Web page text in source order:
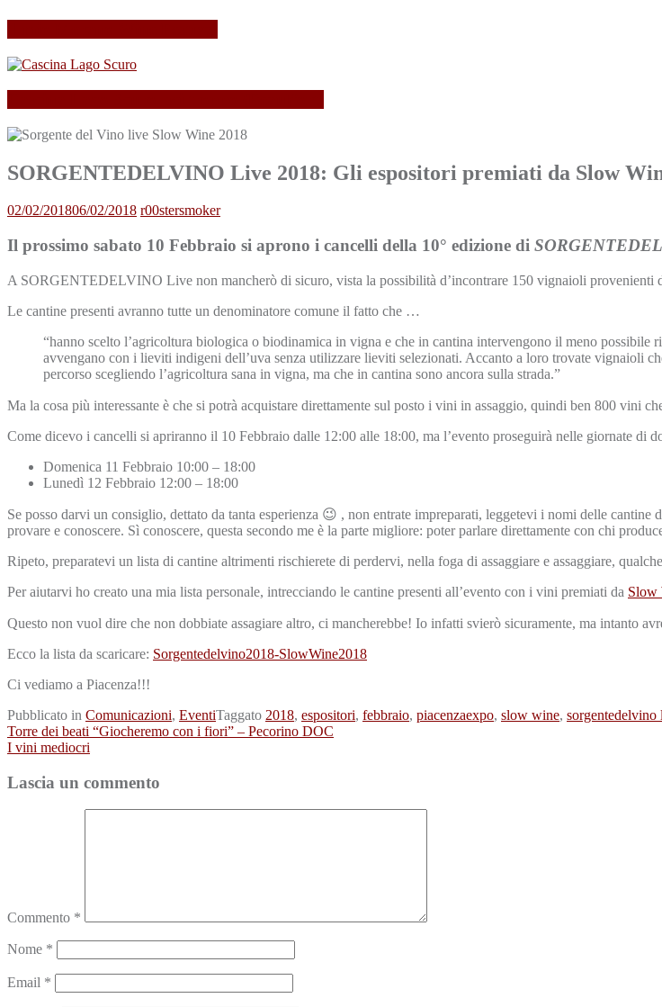
SORGENTEDELVINO Live 2018: Gli espositori premiati da Slow
02/02/201806/02/2018 r00stersmoker
Il prossimo sabato 10 Febbraio si aprono i cancelli della 10° edizione di
A SORGENTEDELVINO Live non mancherò di sicuro, vista la possibilità d’incontrare 150 vignaioli provenienti
Le cantine presenti avranno tutte un denominatore comune il fatto che …
“hanno scelto l’agricoltura biologica o biodinamica in vigna e che in cantina intervengono il meno
avvengano con i lieviti indigeni dell’uva senza utilizzare lieviti selezionati. Accanto a loro trovate vignaioli
percorso scegliendo l’agricoltura sana in vigna, ma che in cantina sono ancora sulla strada.”
Ma la cosa più interessante è che si potrà acquistare direttamente sul posto i vini in assaggio, quindi ben 800 vini
Come dicevo i cancelli si apriranno il 10 Febbraio dalle 12:00 alle 18:00, ma l’evento proseguirà nelle giornate di
Domenica 11 Febbraio 10:00 – 18:00
Lunedì 12 Febbraio 12:00 – 18:00
Se posso darvi un consiglio, dettato da tanta esperienza 😉 , non entrate impreparati, leggetevi i nomi delle cantine
provare e conoscere. Sì conoscere, questa secondo me è la parte migliore: poter parlare direttamente con chi
Ripeto, preparatevi un lista di cantine altrimenti rischierete di perdervi, nella foga di assaggiare e assaggiare,
Per aiutarvi ho creato una mia lista personale, intrecciando le cantine presenti all’evento con i vini premiati da Slow
Questo non vuol dire che non dobbiate assagiare altro, ci mancherebbe! Io infatti svierò sicuramente, ma intanto
Ecco la lista da scaricare: Sorgentedelvino2018-SlowWine2018
Ci vediamo a Piacenza!!!
Pubblicato in Comunicazioni, EventiTaggato 2018, espositori, febbraio, piacenzaexpo, slow wine, sorgentedelvino
Navigazione
articoli
Torre dei beati “Giocheremo con i fiori” – Pecorino DOC
I vini mediocri
Lascia un commento
Commento *
Nome *
Email *